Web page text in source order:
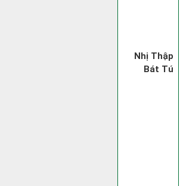
Nhị Thập
Bát Tú